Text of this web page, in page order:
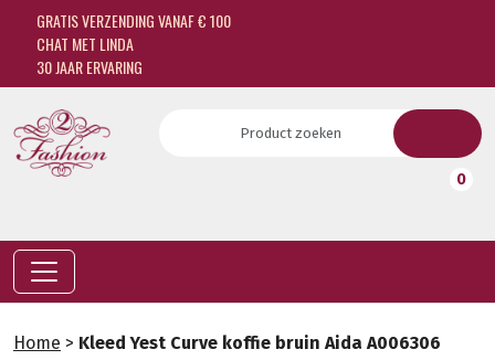
GRATIS VERZENDING VANAF € 100
CHAT MET LINDA
30 JAAR ERVARING
0
Home > Kleed Yest Curve koffie bruin Aida A006306